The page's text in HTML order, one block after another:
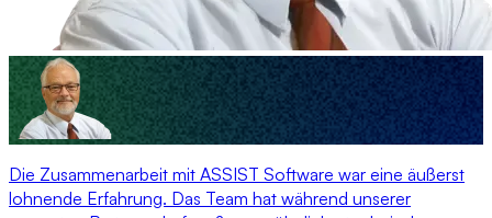
Die Zusammenarbeit mit ASSIST Software war eine äußerst
lohnende Erfahrung. Das Team hat während unserer